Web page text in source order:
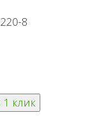
8
клик